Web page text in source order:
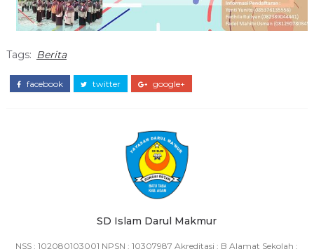
Tags: Berita
facebook twitter google+
SD Islam Darul Makmur
NSS : 102080103001 NPSN : 10307987 Akreditasi : B Alamat Sekolah :